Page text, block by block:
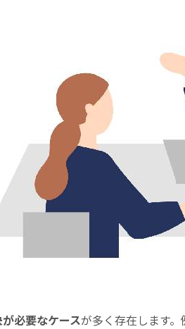
必要なケースが多く存在します。